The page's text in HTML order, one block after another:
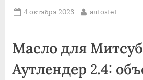
Posted
4 октября 2023 By
autostet
Масло для
Аутлендер 2.4: